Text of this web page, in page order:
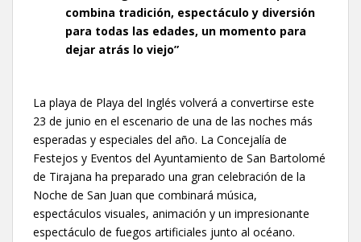
combina tradición, espectáculo y diversión
para todas las edades, un momento para
dejar atrás lo viejo”
La playa de Playa del Inglés volverá a convertirse este
23 de junio en el escenario de una de las noches más
esperadas y especiales del año. La Concejalía de
Festejos y Eventos del Ayuntamiento de San Bartolomé
de Tirajana ha preparado una gran celebración de la
Noche de San Juan que combinará música,
espectáculos visuales, animación y un impresionante
espectáculo de fuegos artificiales junto al océano.